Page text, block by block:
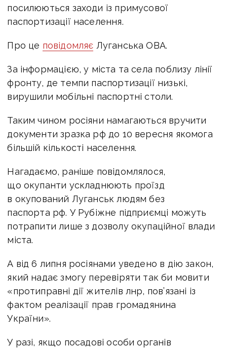
посилюються заходи із примусової
паспортизації населення.
Про це повідомляє Луганська ОВА.
За інформацією, у міста та села поблизу лінії
фронту, де темпи паспортизації низькі,
вирушили мобільні паспортні столи.
Таким чином росіяни намагаються вручити
документи зразка рф до 10 вересня якомога
більшій кількості населення.
Нагадаємо, раніше повідомлялося,
що окупанти ускладнюють проїзд
в окупований Луганськ людям без
паспорта рф. У Рубіжне підприємці можуть
потрапити лише з дозволу окупаційної влади
міста.
А від 6 липня росіянами уведено в дію закон,
який надає змогу перевіряти так би мовити
«протиправні дії жителів лнр, пов’язані із
фактом реалізації прав громадянина
України».
У разі, якщо посадові особи органів